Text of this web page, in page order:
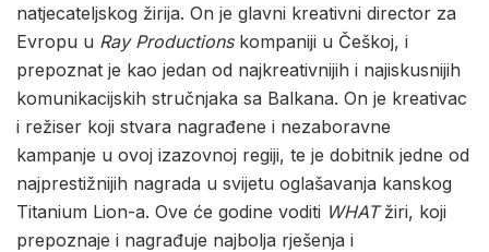
natjecateljskog žirija. On je glavni kreativni director za
Evropu u Ray Productionskompaniji u Češkoj, i
prepoznat je kao jedan od najkreativnijih i najiskusnijih
komunikacijskih stručnjaka sa Balkana. On je kreativac
i režiser koji stvara nagrađene i nezaboravne
kampanje u ovoj izazovnoj regiji, te je dobitnik jedne od
najprestižnijih nagrada u svijetu oglašavanja kanskog
Titanium Lion-a. Ove će godine voditi WHATžiri, koji
prepoznaje i nagrađuje najbolja rješenja i